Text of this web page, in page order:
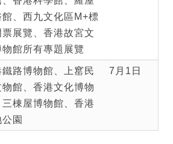
館、西九文化區M+標
票展覽、香港故宮文
物館所有專題展覽
鐵路博物館、上窰民
物館、香港文化博物
三棟屋博物館、香港
園
7月1日